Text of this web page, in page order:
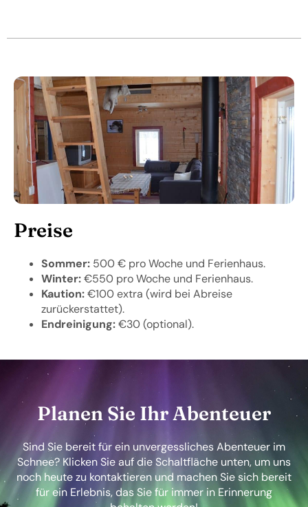
Preise
Sommer: 500 € pro Woche und Ferienhaus.
Winter:€550 pro Woche und Ferienhaus.
Kaution:€100 extra (wird bei Abreise
zurückerstattet).
Endreinigung:€30 (optional).
Planen Sie Ihr Abenteuer
Sind Sie bereit für ein unvergessliches Abenteuer im
Schnee? Klicken Sie auf die Schaltfläche unten, um uns
noch heute zu kontaktieren und machen Sie sich bereit
für ein Erlebnis, das Sie für immer in Erinnerung